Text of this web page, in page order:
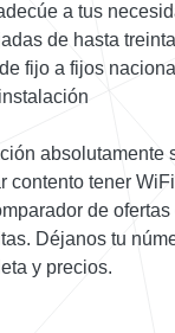
a tus
de hasta treinta
fijo a fijos
absolutamente
contento tener
de ofertas
Déjanos tu
y precios.